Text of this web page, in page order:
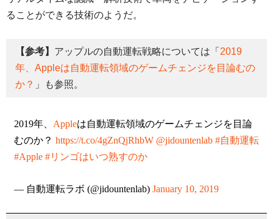
ることができる技術のようだ。
【参考】 アップルの自動運転戦略については「 2019
年、Appleは自動運転領域のゲームチェンジを目論むの
か？ 」も参照。
2019年、 Appleは自動運転領域のゲームチェンジを目論
むのか？ https://t.co/4gZnQjRhbW @jidountenlab #自動運転
#Apple #リンゴはいつ熟すのか
— 自動運転ラボ (@jidountenlab) January 10, 2019